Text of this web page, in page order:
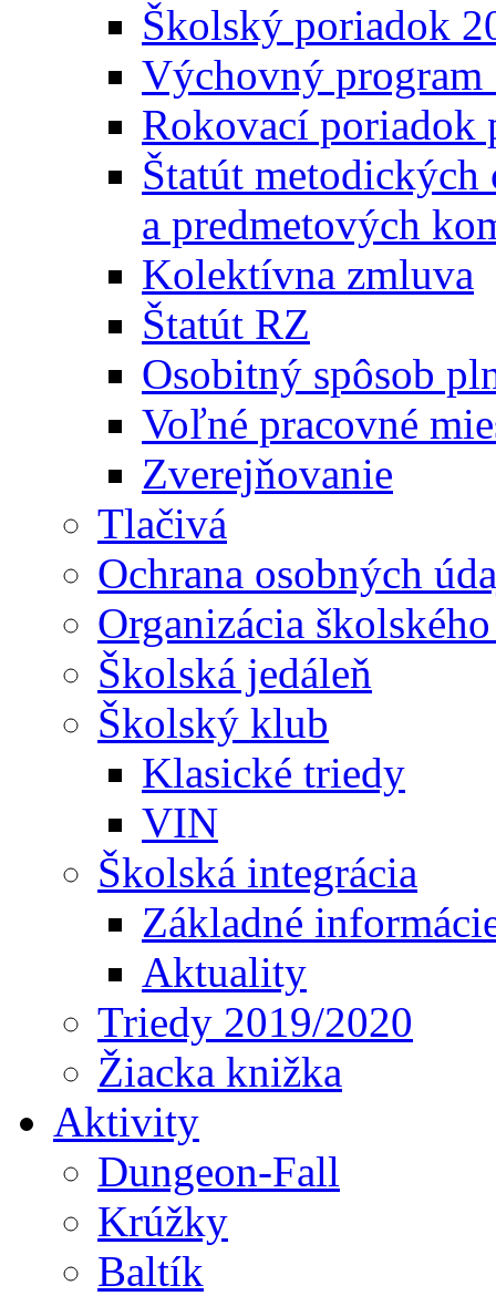
Školský poriadok
Výchovný
Rokovací poriadok
Štatút
a predmetových
Kolektívna zmluva
Štatút RZ
Osobitný spôsob
Voľné pracovné
Zverejňovanie
Tlačivá
Ochrana osobných
Organizácia
Školská jedáleň
Školský klub
Klasické triedy
VIN
Školská integrácia
Základné
Aktuality
Triedy 2019/2020
Žiacka knižka
Aktivity
Dungeon-Fall
Krúžky
Baltík